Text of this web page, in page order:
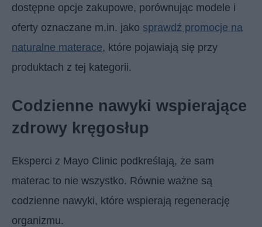
dostępne opcje zakupowe, porównując modele i
oferty oznaczane m.in. jako sprawdź promocje na
naturalne materace, które pojawiają się przy
produktach z tej kategorii.
Codzienne nawyki wspierające
zdrowy kręgosłup
Eksperci z Mayo Clinic podkreślają, że sam
materac to nie wszystko. Równie ważne są
codzienne nawyki, które wspierają regenerację
organizmu.